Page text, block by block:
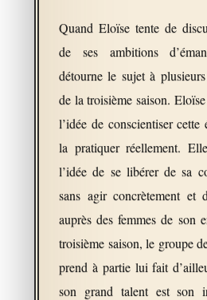
Quand Eloïse tente de
de ses ambitions
détourne le sujet à
de la troisième saison.
l’idée de conscientiser cette
la pratiquer réellement.
l’idée de se libérer de sa
sans agir concrètement et
auprès des femmes de son
troisième saison, le groupe
prend à partie lui fait
son grand talent est son